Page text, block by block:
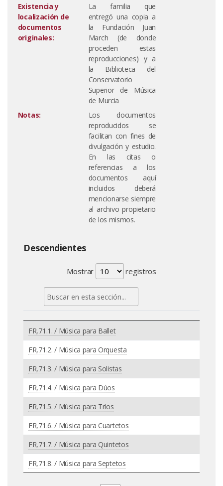
Existencia y
localización de
documentos
originales:
La familia que
entregó una copia a
la Fundación Juan
March (de donde
proceden estas
reproducciones) y a
la Biblioteca del
Conservatorio
Superior de Música
de Murcia
Notas:
Los documentos
reproducidos se
facilitan con fines de
divulgación y estudio.
En las citas o
referencias a los
documentos aquí
incluidos deberá
mencionarse siempre
al archivo propietario
de los mismos.
Descendientes
Mostrar registros
FR,71.1. / Música para Ballet
FR,71.2. / Música para Orquesta
FR,71.3. / Música para Solistas
FR,71.4. / Música para Dúos
FR,71.5. / Música para Tríos
FR,71.6. / Música para Cuartetos
FR,71.7. / Música para Quintetos
FR,71.8. / Música para Septetos